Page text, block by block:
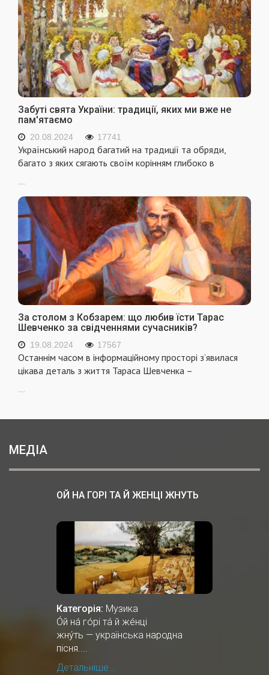
Забуті свята України: традиції, яких ми вже не
пам'ятаємо
20.08.2024 17741
Український народ багатий на традиції та обряди,
багато з яких сягають своїм корінням глибоко в
...
За столом з Кобзарем: що любив їсти Тарас
Шевченко за свідченнями сучасників?
19.08.2024 17567
Останнім часом в інформаційному просторі з’явилася
цікава деталь з життя Тараса Шевченка –
МЕДІА
ОЙ НА ГОРІ ТА Й ЖЕНЦІ ЖНУТЬ
Категорія: Музика
О́й на́ го́рі та́ й же́нці
жну́ть — українська народна
пісня....
Детальніше...